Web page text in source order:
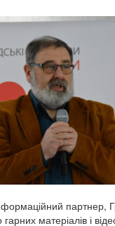
партнер,
гарних матеріалів і